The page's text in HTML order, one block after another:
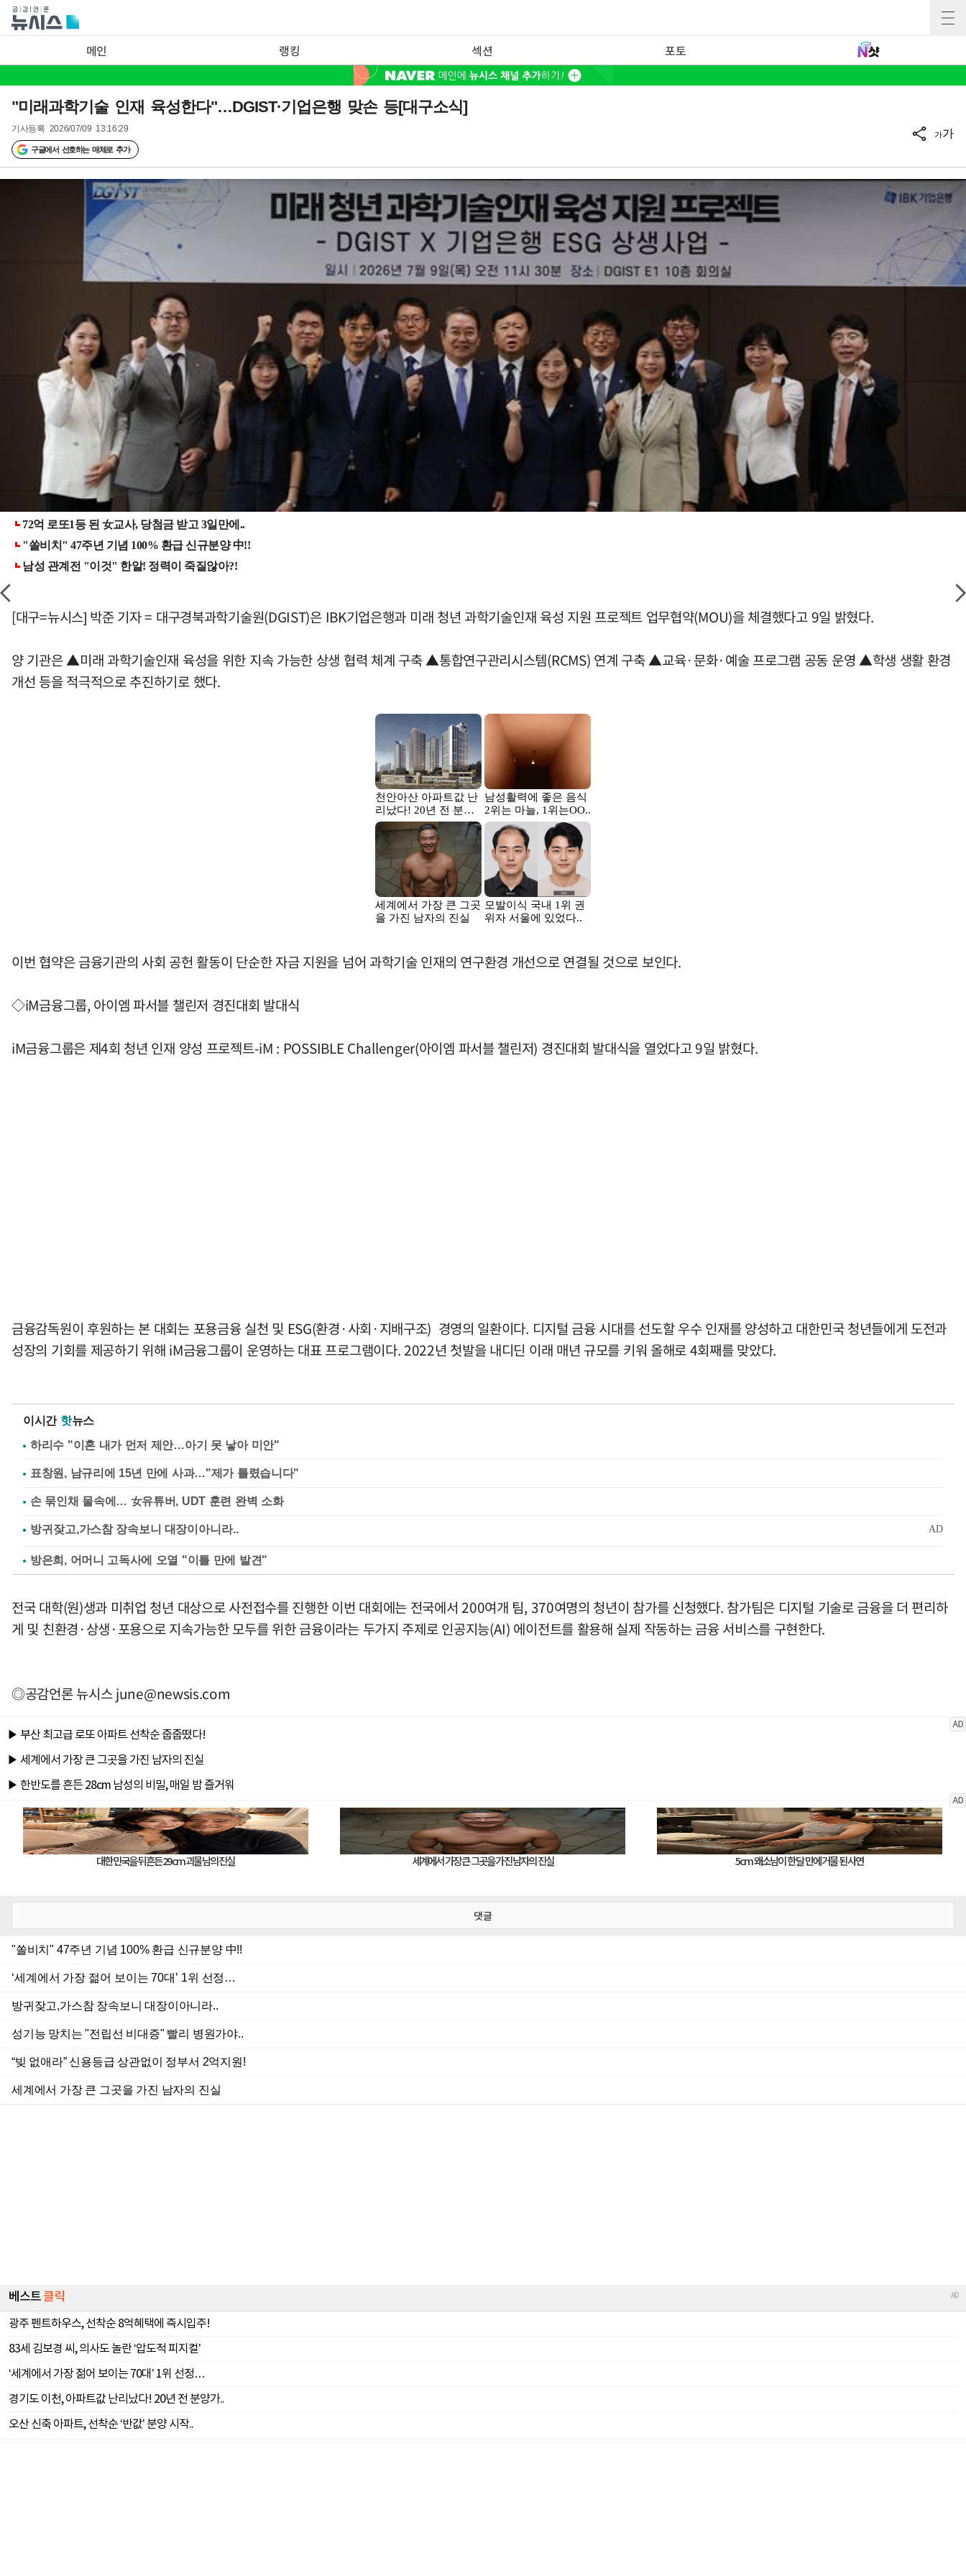
메인 랭킹 섹션 포토
"미래과학기술 인재 육성한다"…DGIST·기업은행 맞손 등[대구소식]
기사등록 2026/07/09 13:16:29
구글에서 선호하는 매체로 추가
가가
[대구=뉴시스] 박준 기자 = 대구경북과학기술원(DGIST)은 IBK기업은행과 미래 청년 과학기술인재 육성 지원 프로젝트 업무협약(MOU)을 체결했다고 9일 밝혔다.
양 기관은 ▲미래 과학기술인재 육성을 위한 지속 가능한 상생 협력 체계 구축 ▲통합연구관리시스템(RCMS) 연계 구축 ▲교육·문화·예술 프로그램 공동 운영 ▲학생 생활 환경
개선 등을 적극적으로 추진하기로 했다.
이번 협약은 금융기관의 사회 공헌 활동이 단순한 자금 지원을 넘어 과학기술 인재의 연구환경 개선으로 연결될 것으로 보인다.
◇iM금융그룹, 아이엠 파서블 챌린저 경진대회 발대식
iM금융그룹은 제4회 청년 인재 양성 프로젝트-iM : POSSIBLE Challenger(아이엠 파서블 챌린저) 경진대회 발대식을 열었다고 9일 밝혔다.
금융감독원이 후원하는 본 대회는 포용금융 실천 및 ESG(환경·사회·지배구조) 경영의 일환이다. 디지털 금융 시대를 선도할 우수 인재를 양성하고 대한민국 청년들에게 도전과
성장의 기회를 제공하기 위해 iM금융그룹이 운영하는 대표 프로그램이다. 2022년 첫발을 내디딘 이래 매년 규모를 키워 올해로 4회째를 맞았다.
이시간 핫뉴스
하리수 "이혼 내가 먼저 제안…아기 못 낳아 미안"
표창원, 남규리에 15년 만에 사과…"제가 틀렸습니다"
손 묶인채 물속에… 女유튜버, UDT 훈련 완벽 소화
방은희, 어머니 고독사에 오열 "이틀 만에 발견"
전국 대학(원)생과 미취업 청년 대상으로 사전접수를 진행한 이번 대회에는 전국에서 200여개 팀, 370여명의 청년이 참가를 신청했다. 참가팀은 디지털 기술로 금융을 더 편리하
게 및 친환경·상생·포용으로 지속가능한 모두를 위한 금융이라는 두가지 주제로 인공지능(AI) 에이전트를 활용해 실제 작동하는 금융 서비스를 구현한다.
◎공감언론 뉴시스june@newsis.com
댓글